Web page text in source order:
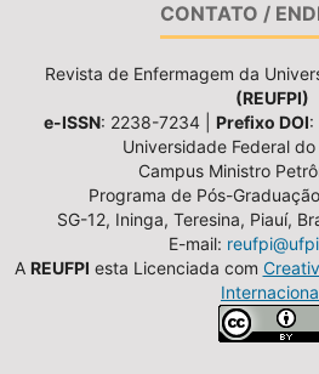
CONTATO /
Revista de Enfermagem da
(REUFPI)
e-ISSN: 2238-7234 | Prefixo DOI:
Universidade Federal
Campus Ministro
Programa de Pós-
SG-12, Ininga, Teresina, Piauí,
E-mail:
A REUFPI esta Licenciada com